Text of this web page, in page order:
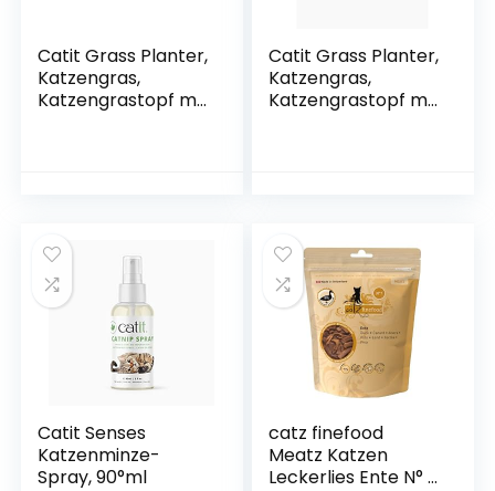
Catit Grass Planter,
Katzengras,
Katzengrastopf mit
Catit Grass Planter,
Katzengras,
Katzengrastopf mit
Catit Senses
Katzenminze-
Spray, 90°ml
catz finefood
Meatz Katzen
Leckerlies Ente N° 7